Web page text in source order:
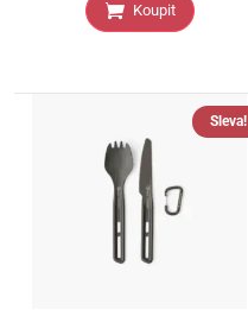
Koupit
Sleva!